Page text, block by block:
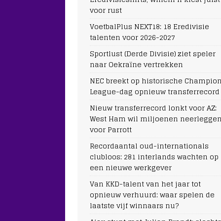
voor rust
VoetbalPlus NEXT18: 18 Eredivisie
talenten voor 2026-2027
Sportlust (Derde Divisie) ziet speler
naar Oekraïne vertrekken
NEC breekt op historische
League-dag opnieuw transferrecord
Nieuw transferrecord lonkt voor AZ:
West Ham wil miljoenen
voor Parrott
Recordaantal oud-internationals
clubloos: 281 interlands wachten op
een nieuwe werkgever
Van KKD-talent van het jaar tot
opnieuw verhuurd: waar spelen de
laatste vijf winnaars nu?